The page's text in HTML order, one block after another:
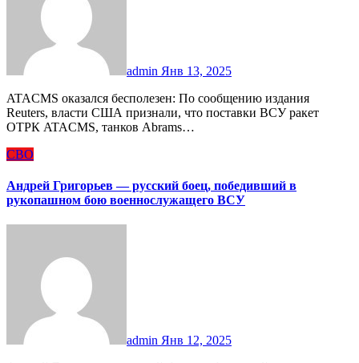
admin Янв 13, 2025
ATACMS оказался бесполезен: По сообщению издания
Reuters, власти США признали, что поставки ВСУ ракет
ОТРК ATACMS, танков Abrams…
СВО
Андрей Григорьев — русский боец, победивший в
рукопашном бою военнослужащего ВСУ
admin Янв 12, 2025